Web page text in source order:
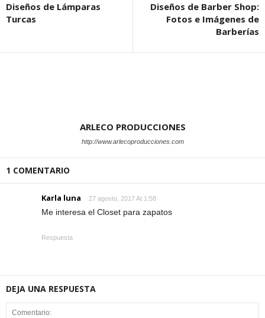
Diseños de Lámparas
Turcas
Diseños de Barber Shop:
Fotos e Imágenes de
Barberías
ARLECO PRODUCCIONES
http://www.arlecoproducciones.com
1 COMENTARIO
Karla luna 27 agosto, 2017 At 1:58
Me interesa el Closet para zapatos
Respuesta
DEJA UNA RESPUESTA